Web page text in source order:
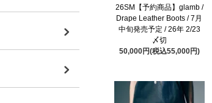
26SM【予約商品】glamb /
Drape Leather Boots / 7月
中旬発売予定 / 26年 2/23
〆切
50,000円(税込55,000円)